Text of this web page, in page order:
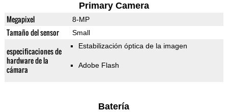
Primary Camera
Megapixel 8-MP
Tamaño del sensor Small
especificaciones de
hardware de la
cámara
Estabilización óptica de la imagen
Adobe Flash
Batería